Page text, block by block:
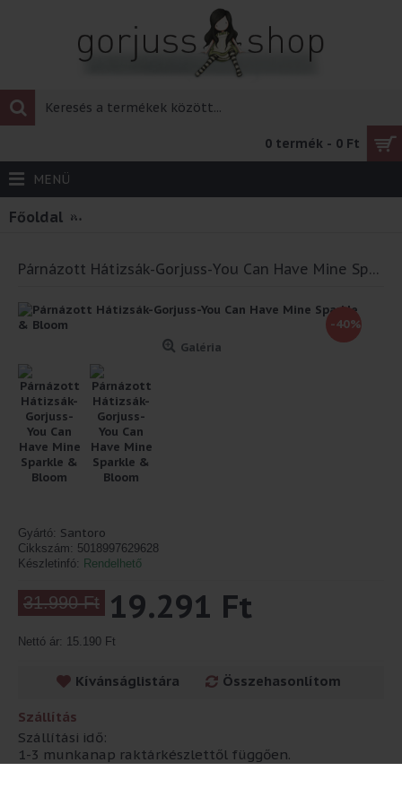
0 termék - 0 Ft
MENÜ
Főoldal Párnázott Hátizsák-Gorjuss-You Can Have
Párnázott Hátizsák-Gorjuss-You Can Have Mine Sparkle & Bloom
-40%
Galéria
Gyártó: Santoro
Cikkszám: 5018997629628
Készletinfó: Rendelhető
31.990 Ft 19.291 Ft
Nettó ár: 15.190 Ft
Kívánságlistára Összehasonlítom
Szállítás
Szállítási idő:
1-3 munkanap raktárkészlettől függően.